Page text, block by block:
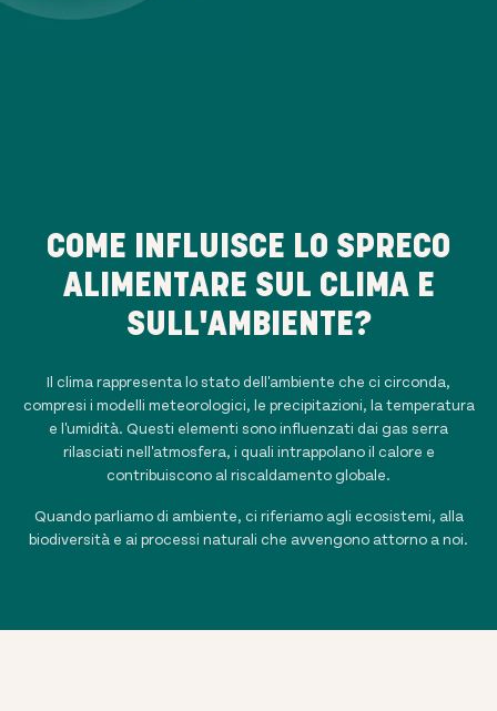
COME INFLUISCE LO SPRECO
ALIMENTARE SUL CLIMA E
SULL'AMBIENTE?
Il clima rappresenta lo stato dell'ambiente che ci circonda,
compresi i modelli meteorologici, le precipitazioni, la temperatura
e l'umidità. Questi elementi sono influenzati dai gas serra
rilasciati nell'atmosfera, i quali intrappolano il calore e
contribuiscono al riscaldamento globale.
Quando parliamo di ambiente, ci riferiamo agli ecosistemi, alla
biodiversità e ai processi naturali che avvengono attorno a noi.